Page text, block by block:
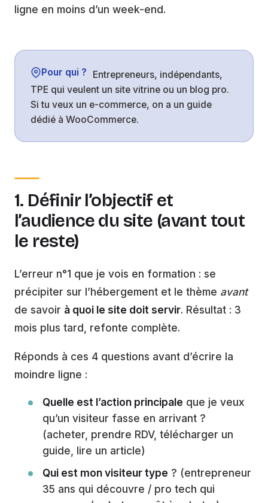
ligne en moins d’un week-end.
Pour qui ?
Entrepreneurs, indépendants,
TPE qui veulent un site vitrine ou un blog pro.
Si tu veux un e-commerce, on a un guide
dédié à WooCommerce.
1. Définir l’objectif et
l’audience du site (avant tout
le reste)
L’erreur n°1 que je vois en formation : se
précipiter sur l’hébergement et le thème avant
de savoir à quoi le site doit servir. Résultat : 3
mois plus tard, refonte complète.
Réponds à ces 4 questions avant d’écrire la
moindre ligne :
Quelle est l’action principale que je veux
qu’un visiteur fasse en arrivant ?
(acheter, prendre RDV, télécharger un
guide, lire un article)
Qui est mon visiteur type ? (entrepreneur
35 ans qui découvre / pro tech qui